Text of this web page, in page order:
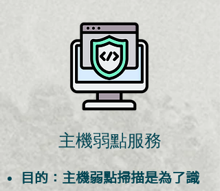
主機弱點服務
目的：主機弱點掃描是為了識